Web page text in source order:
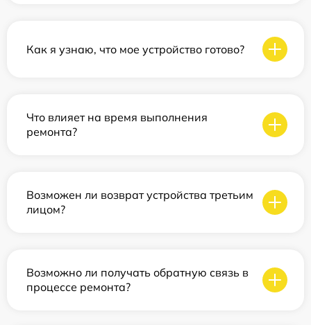
Как я узнаю, что мое устройство готово?
Что влияет на время выполнения
ремонта?
Возможен ли возврат устройства третьим
лицом?
Возможно ли получать обратную связь в
процессе ремонта?